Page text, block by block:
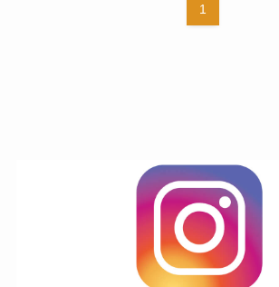
1